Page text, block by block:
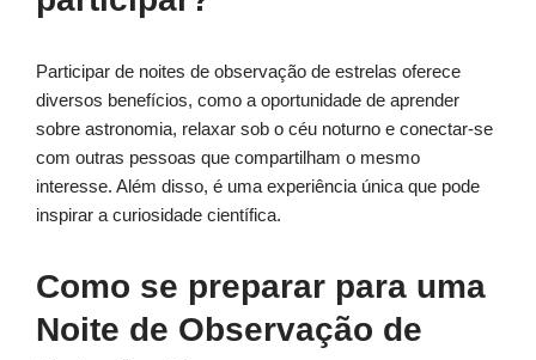
Participar de noites de observação de estrelas oferece
diversos benefícios, como a oportunidade de aprender
sobre astronomia, relaxar sob o céu noturno e conectar-se
com outras pessoas que compartilham o mesmo
interesse. Além disso, é uma experiência única que pode
inspirar a curiosidade científica.
Como se preparar para uma
Noite de Observação de